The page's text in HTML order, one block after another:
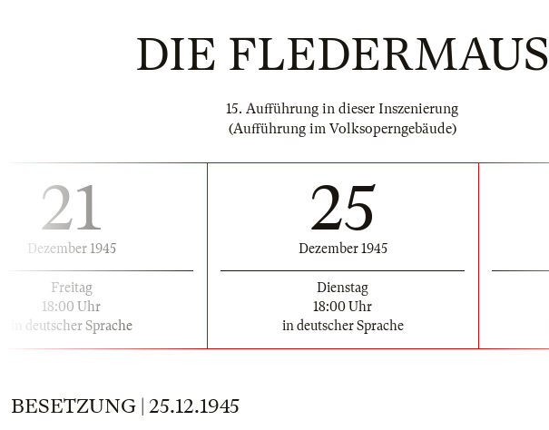
DIE FLEDERMAUS
15. Aufführung in dieser Inszenierung
(Aufführung im Volksoperngebäude)
21
Dezember 1945
Freitag
18:00 Uhr
in deutscher Sprache
25
Dezember 1945
Dienstag
18:00 Uhr
in deutscher Sprache
BESETZUNG | 25.12.1945